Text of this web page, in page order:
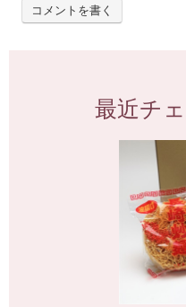
コメントを書く
最近チ